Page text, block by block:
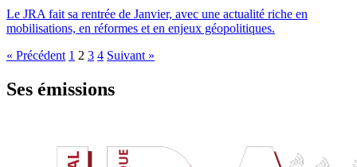
Le JRA fait sa rentrée de Janvier, avec une actualité riche en
mobilisations, en réformes et en enjeux géopolitiques.
« Précédent 1 2 3 4 Suivant »
Ses émissions